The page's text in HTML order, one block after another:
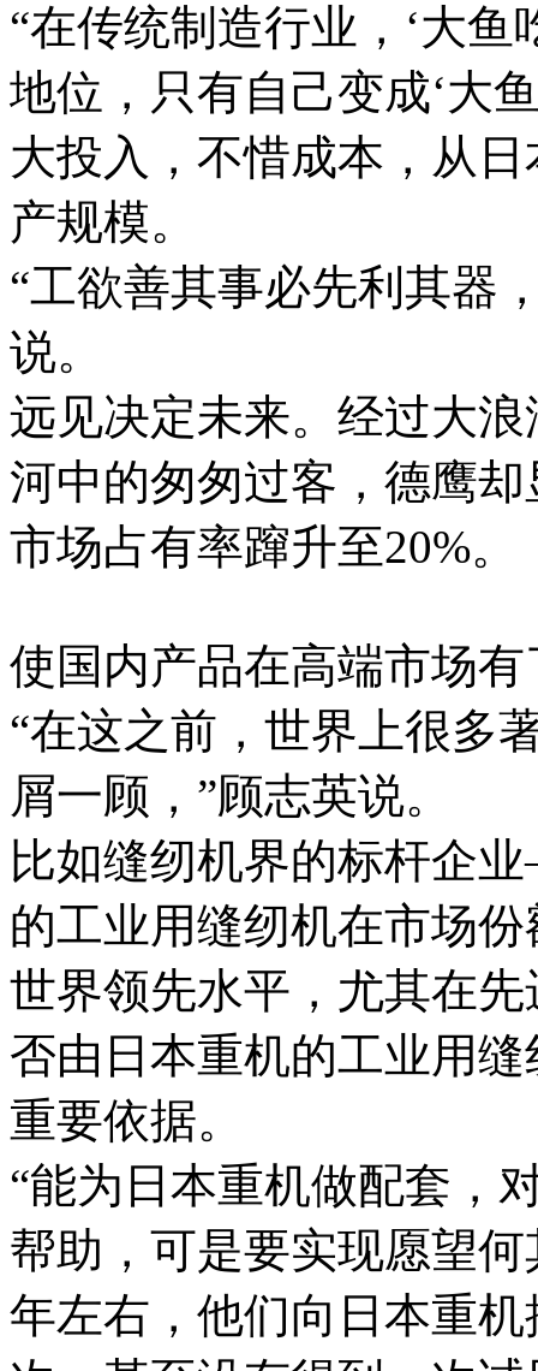
“在传统制造行业，‘大
地位，只有自己变成‘大
大投入，不惜成本，从
产规模。
“工欲善其事必先利其器
说。
远见决定未来。经过大
河中的匆匆过客，德鹰却
市场占有率蹿升至20%。
使国内产品在高端市场
“在这之前，世界上很多
屑一顾，”顾志英说。
比如缝纫机界的标杆企
的工业用缝纫机在市场
世界领先水平，尤其在
否由日本重机的工业用
重要依据。
“能为日本重机做配套，
帮助，可是要实现愿望
年左右，他们向日本重